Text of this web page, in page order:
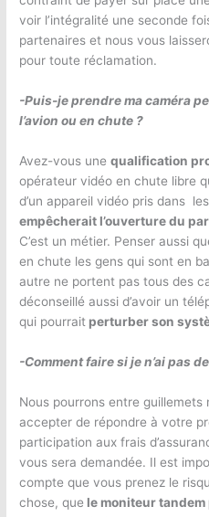
voir l’intégralité une seconde
partenaires et nous vous
pour toute réclamation.
-Puis-je prendre ma caméra
l’avion ou en chute ?
Avez-vous unequalification
opérateur vidéo en chute libre
d’un appareil vidéo pris dans
empêcherait l’ouverture du
C’est un métier. Penser aussi
en chute les gens qui sont en
autre ne portent pas tous des
déconseillé aussi d’avoir un
qui pourrait perturber son
-Comment faire si je n’ai pas
Nous pourrons entre
accepter de répondre à votre
participation aux frais
vous sera demandée. Il est
compte que vous prenez le
chose, que le moniteur